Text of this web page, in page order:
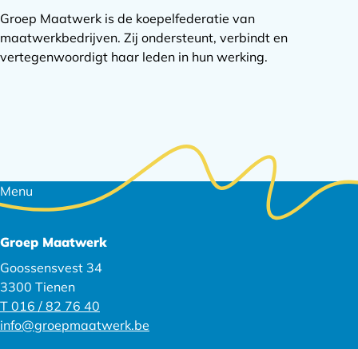
Groep Maatwerk is de koepelfederatie van
maatwerkbedrijven. Zij ondersteunt, verbindt en
vertegenwoordigt haar leden in hun werking.
Footer
navigatie
Menu
Groep Maatwerk
Goossensvest 34
3300 Tienen
T 016 / 82 76 40
info@groepmaatwerk.be